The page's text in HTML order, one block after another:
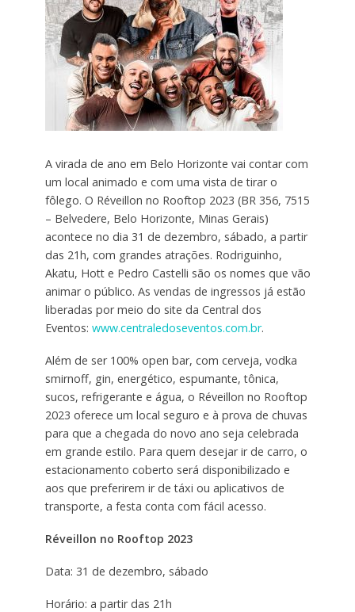
A virada de ano em Belo Horizonte vai contar com
um local animado e com uma vista de tirar o
fôlego. O Réveillon no Rooftop 2023 (BR 356, 7515
– Belvedere, Belo Horizonte, Minas Gerais)
acontece no dia 31 de dezembro, sábado, a partir
das 21h, com grandes atrações. Rodriguinho,
Akatu, Hott e Pedro Castelli são os nomes que vão
animar o público. As vendas de ingressos já estão
liberadas por meio do site da Central dos
Eventos: www.centraledoseventos.com.br.
Além de ser 100% open bar, com cerveja, vodka
smirnoff, gin, energético, espumante, tônica,
sucos, refrigerante e água, o Réveillon no Rooftop
2023 oferece um local seguro e à prova de chuvas
para que a chegada do novo ano seja celebrada
em grande estilo. Para quem desejar ir de carro, o
estacionamento coberto será disponibilizado e
aos que preferirem ir de táxi ou aplicativos de
transporte, a festa conta com fácil acesso.
Réveillon no Rooftop 2023
Data: 31 de dezembro, sábado
Horário: a partir das 21h